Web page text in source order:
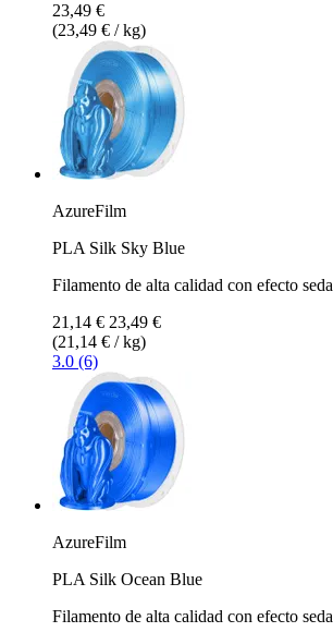
23,49 €
(23,49 € / kg)
AzureFilm
PLA Silk Sky Blue
Filamento de alta calidad con efecto seda
21,14 € 23,49 €
(21,14 € / kg)
3.0 (6)
AzureFilm
PLA Silk Ocean Blue
Filamento de alta calidad con efecto seda